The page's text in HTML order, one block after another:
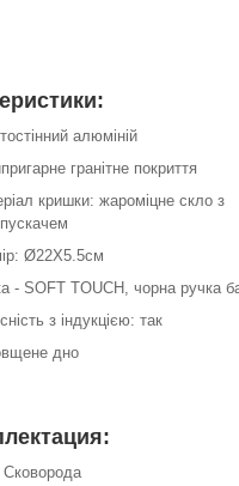
алюміній
гранітне покриття
кришки: жароміцне скло з
Ø22X5.5см
- SOFT TOUCH, чорна ручка
з індукцією: так
дно
Сковорода